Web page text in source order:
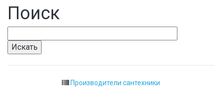
Поиск
Производители сантехники